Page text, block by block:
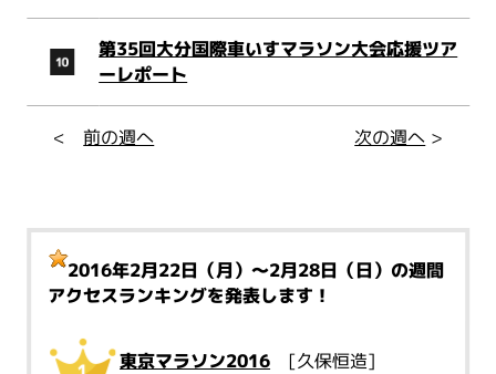
第35回大分国際車いすマラソン大会応援ツア
ーレポート
<前の週へ 次の週へ >
2016年2月22日（月）～2月28日（日） の週間
アクセスランキングを発表します！
東京マラソン2016 [久保恒造]